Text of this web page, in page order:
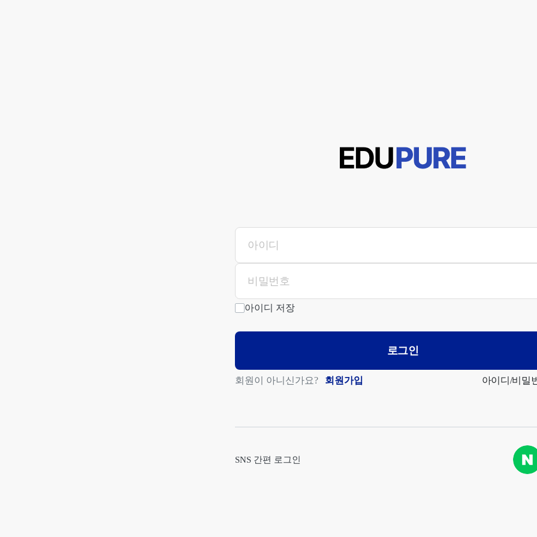
아이디 저장
로그인
회원이 아니신가요? 회원가입 아이디/비밀
SNS 간편 로그인